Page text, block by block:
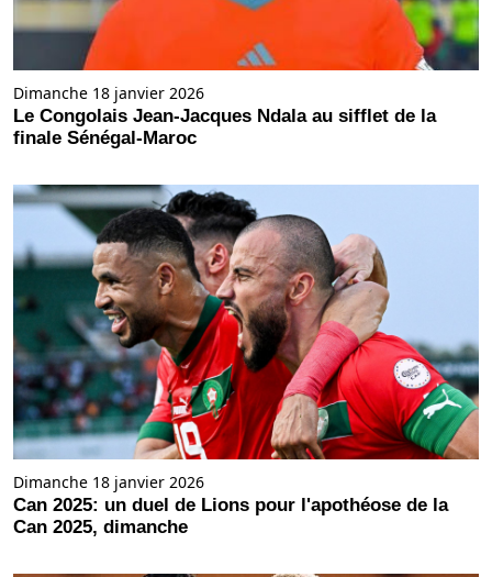
Dimanche 18 janvier 2026
Le Congolais Jean-Jacques Ndala au sifflet de la
finale Sénégal-Maroc
Dimanche 18 janvier 2026
Can 2025: un duel de Lions pour l'apothéose de la
Can 2025, dimanche